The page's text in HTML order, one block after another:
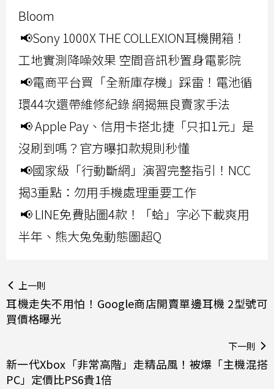
Bloom
📢Sony 1000X THE COLLEXION耳機開箱！
工地實測降噪效果 空間音訊秒置身電影院
📢電商平台買「全新庫存機」踩雷！電池循
環44次還帶維修紀錄 網揭無良賣家手法
📢 Apple Pay、信用卡搭北捷「只扣1元」是
沒刷到嗎？官方曝扣款規則秒懂
📢國家級「行動斷網」演習完整指引！NCC
揭3重點：勿用手機處理重要工作
📢 LINE免費貼圖4款！「蛤」字必下載爽用
半年、熊大兔兔動態圖超Q
上一則
耳機走失不用怕！Google商店開賣單邊耳機 2型號可
買價格曝光
下一則
新一代Xbox「非常高階」走精品風！被爆「主機混搭
PC」定價比PS6貴1倍